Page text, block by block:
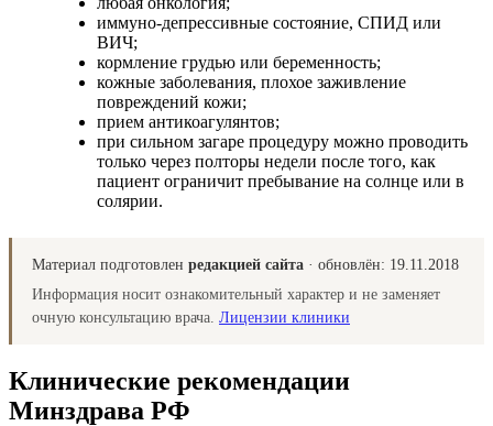
иммуно-депрессивные состояние, СПИД или
ВИЧ;
кормление грудью или беременность;
кожные заболевания, плохое заживление
повреждений кожи;
прием антикоагулянтов;
при сильном загаре процедуру можно проводить
только через полторы недели после того, как
пациент ограничит пребывание на солнце или в
солярии.
Материал подготовлен редакцией сайта · обновлён: 19.11.2018
Информация носит ознакомительный характер и не заменяет
очную консультацию врача. Лицензии клиники
Клинические рекомендации
Минздрава РФ